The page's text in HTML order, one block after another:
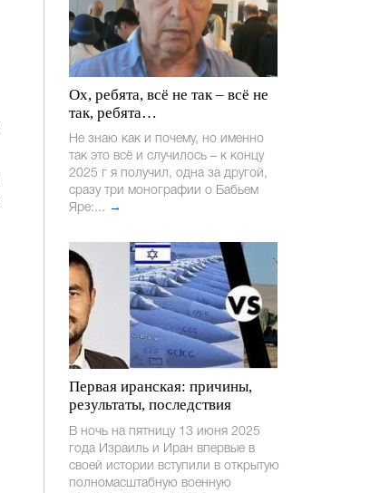
Ох, ребята, всё не так – всё не
так, ребята…
Не знаю как и почему, но именно
так это всё и случилось – к концу
2025 г я получил, одна за другой,
сразу три монографии о Бабьем
Яре:... →
Первая иранская: причины,
результаты, последствия
В ночь на пятницу 13 июня 2025
года Израиль и Иран впервые в
своей истории вступили в открытую
полномасштабную военную